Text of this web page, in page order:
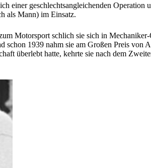
einer geschlechtsangleichenden Operation
als Mann) im Einsatz.
Motorsport schlich sie sich in
schon 1939 nahm sie am Großen Preis von
überlebt hatte, kehrte sie nach dem